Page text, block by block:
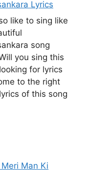
Lyrics
like to sing like
song
you sing this
for lyrics
to the right
of this song
Man Ki